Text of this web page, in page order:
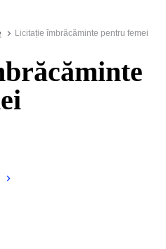
Licitație îmbrăcăminte pentru femei